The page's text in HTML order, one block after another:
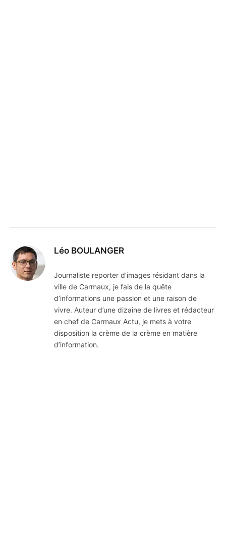
Léo BOULANGER
Journaliste reporter d’images résidant dans la
ville de Carmaux, je fais de la quête
d’informations une passion et une raison de
vivre. Auteur d’une dizaine de livres et rédacteur
en chef de Carmaux Actu, je mets à votre
disposition la crème de la crème en matière
d’information.